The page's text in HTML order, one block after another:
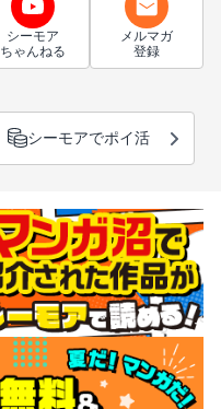
シーモア
ちゃんねる
メルマガ
登録
シーモアでポイ活